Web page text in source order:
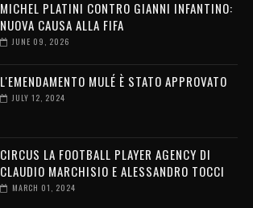
MICHEL PLATINI CONTRO GIANNI INFANTINO:
NUOVA CAUSA ALLA FIFA
JUNE 09, 2026
L'EMENDAMENTO MULÉ È STATO APPROVATO
JULY 12, 2024
CIRCUS LA FOOTBALL PLAYER AGENCY DI
CLAUDIO MARCHISIO E ALESSANDRO TOCCI
MARCH 01, 2024